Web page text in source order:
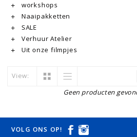
workshops
Naaipakketten
SALE
Verhuur Atelier
Uit onze filmpjes
View:
Geen producten
VOLG ONS OP!